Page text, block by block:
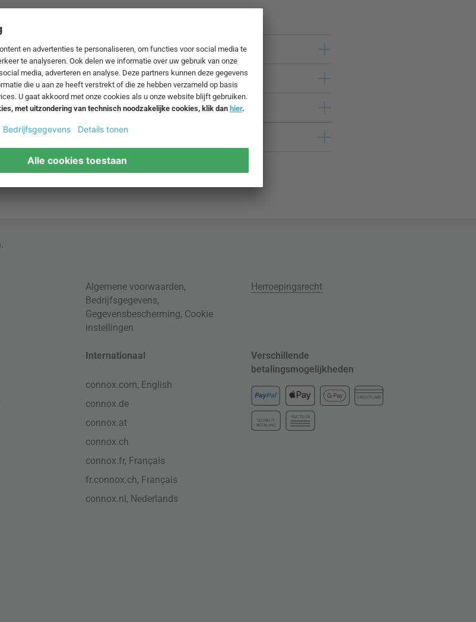
.
Algemene voorwaarden,
Bedrijfsgegevens,
Gegevensbescherming, Cookie
instellingen
Herroepingsrecht
Internationaal
connox.com, English
connox.de
connox.at
connox.ch
connox.fr, Français
fr.connox.ch, Français
connox.nl, Nederlands
Verschillende
betalingsmogelijkheden
CREDITCARD
VOORUIT-
BETALING
FACTUUR